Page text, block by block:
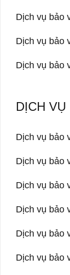
Dịch vụ bảo
Dịch vụ bảo
Dịch vụ bảo
DỊCH
Dịch vụ bảo
Dịch vụ bảo
Dịch vụ bảo
Dịch vụ bảo
Dịch vụ bảo
Dịch vụ bảo